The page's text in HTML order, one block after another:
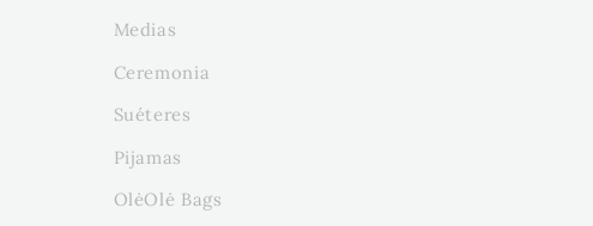
Medias
Ceremonia
Suéteres
Pijamas
OlėOlė Bags